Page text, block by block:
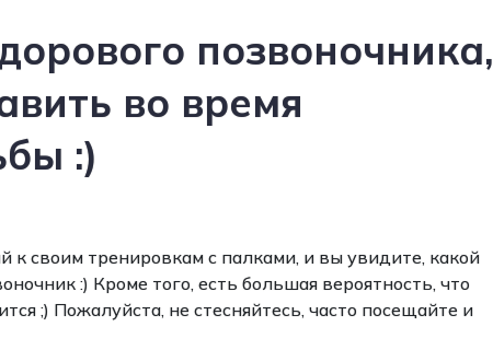
позвоночника,
во время
:)
к своим тренировкам с палками, и вы увидите, какой
:) Кроме того, есть большая вероятность, что
;) Пожалуйста, не стесняйтесь, часто посещайте и